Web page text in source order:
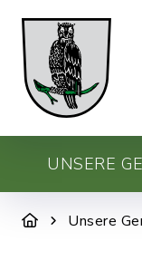
UNSERE
Unsere